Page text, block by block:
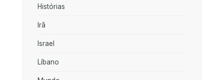
Histórias
Irã
Israel
Líbano